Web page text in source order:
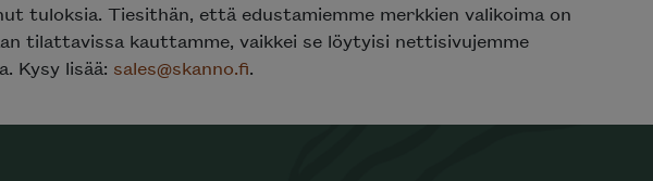
tuloksia. Tiesithän, että edustamiemme merkkien valikoima on
tilattavissa kauttamme, vaikkei se löytyisi nettisivujemme
Kysy lisää: sales@skanno.fi.